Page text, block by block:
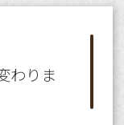
わりま